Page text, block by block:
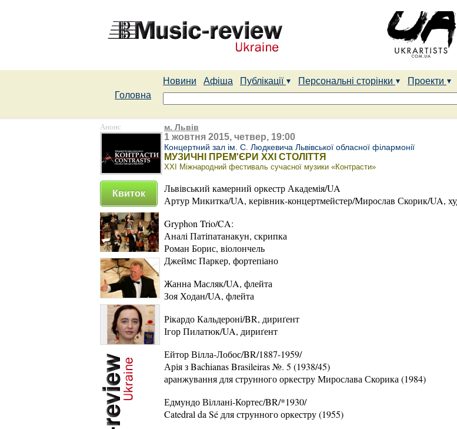
Новини Афіша Публікації Персональні сторінки Проекти
Головна
Анонс
Квиток
м. Львів
1 жовтня 2015, четвер, 19:00
Концертний зал ім. С. Людкевича Львівської обласної філармонії
МУЗИЧНІ ПРЕМ'ЄРИ XXI СТОЛІТТЯ
ХХI Міжнародний фестиваль сучасної музики «Контрасти»
Львівський камерний оркестр Академія/UA
Артур Микитка/UA, керівник-концертмейстер/Мирослав Скорик/UA,
Gryphon Trio/CA:
Аналі Патіпатанакун, скрипка
Роман Борис, віолончель
Джеймс Паркер, фортепіано
Жанна Масляк/UA, флейта
Зоя Ходан/UA, флейта
Рікардо Кальдероні/BR, дириґент
Ігор Пилатюк/UA, дириґент
Ейтор Вілла-Лобос/BR/1887-1959/
Арія з Bachianas Brasileiras №. 5 (1938/45)
аранжування для струнного оркестру Мирослава Скорика (1984)
Едмундо Віллані-Кортес/BR/*1930/
Catedral da Sé для струнного оркестру (1955)